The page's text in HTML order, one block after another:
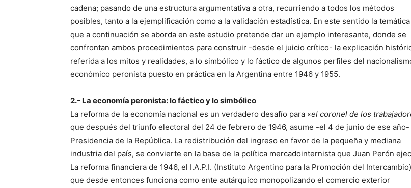
cadena; pasando de una estructura argumentativa a otra, recurriendo a todos los métodos
posibles, tanto a la ejemplificación como a la validación estadística. En este sentido la temática
que a continuación se aborda en este estudio pretende dar un ejemplo interesante, donde se
confrontan ambos procedimientos para construir -desde el juicio crítico- la explicación
referida a los mitos y realidades, a lo simbólico y lo fáctico de algunos perfiles del
económico peronista puesto en práctica en la Argentina entre 1946 y 1955.
2.- La economía peronista: lo fáctico y lo simbólico
La reforma de la economía nacional es un verdadero desafío para «el coronel de los
que después del triunfo electoral del 24 de febrero de 1946, asume -el 4 de junio de ese año-
Presidencia de la República. La redistribución del ingreso en favor de la pequeña y mediana
industria del país, se convierte en la base de la política mercadointernista que Juan Perón
La reforma financiera de 1946, el I.A.P.I. (Instituto Argentino para la Promoción del Intercambio)
que desde entonces funciona como ente autárquico monopolizando el comercio exterior